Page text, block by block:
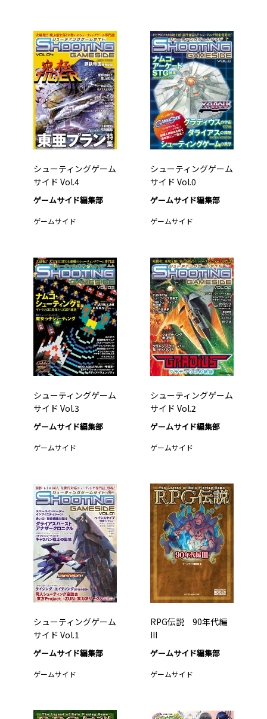
シューティングゲーム
サイド Vol.4
ゲームサイド編集部
ゲームサイド
シューティングゲーム
サイド Vol.0
ゲームサイド編集部
ゲームサイド
シューティングゲーム
サイド Vol.3
ゲームサイド編集部
ゲームサイド
シューティングゲーム
サイド Vol.2
ゲームサイド編集部
ゲームサイド
シューティングゲーム
サイド Vol.1
ゲームサイド編集部
ゲームサイド
RPG伝説 90年代編
III
ゲームサイド編集部
ゲームサイド